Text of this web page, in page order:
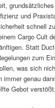
und
schnell
Cargo Cult
Statt
zum
was sich
immer genau
Gebot verstößt.